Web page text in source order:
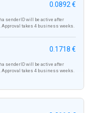
0.0892 €
senderID will be active after
Approval takes 4 business weeks.
0.1718 €
senderID will be active after
Approval takes 4 business weeks.